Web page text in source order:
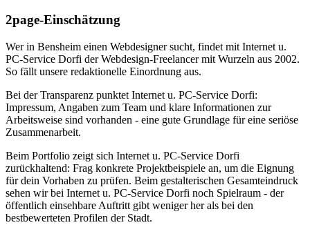
2page-Einschätzung
Wer in Bensheim einen Webdesigner sucht, findet mit Internet u.
PC-Service Dorfi der Webdesign-Freelancer mit Wurzeln aus 2002.
So fällt unsere redaktionelle Einordnung aus.
Bei der Transparenz punktet Internet u. PC-Service Dorfi:
Impressum, Angaben zum Team und klare Informationen zur
Arbeitsweise sind vorhanden - eine gute Grundlage für eine seriöse
Zusammenarbeit.
Beim Portfolio zeigt sich Internet u. PC-Service Dorfi
zurückhaltend: Frag konkrete Projektbeispiele an, um die Eignung
für dein Vorhaben zu prüfen. Beim gestalterischen Gesamteindruck
sehen wir bei Internet u. PC-Service Dorfi noch Spielraum - der
öffentlich einsehbare Auftritt gibt weniger her als bei den
bestbewerteten Profilen der Stadt.